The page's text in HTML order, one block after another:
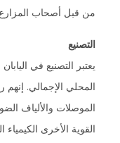
من قبل أصحاب
التصنيع
المحلي الإجمالي. إنهم
الموصلات والألياف
القوية الأخرى الكيمياء